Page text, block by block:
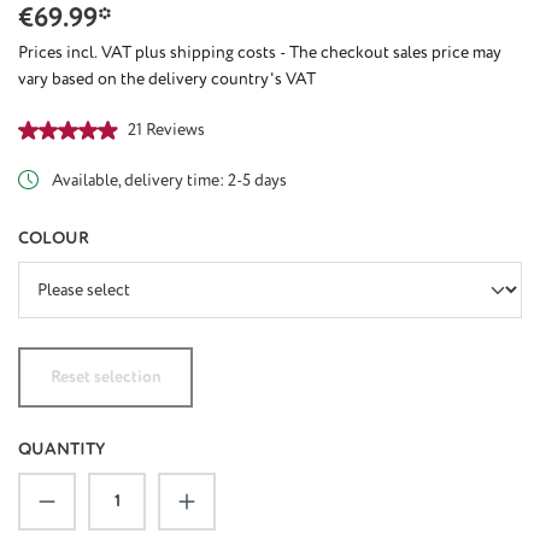
€69.99*
Prices incl. VAT plus shipping costs - The checkout sales price may
vary based on the delivery country's VAT
Average rating of 4.88 out of 5 stars
21 Reviews
Available, delivery time: 2-5 days
SELECT
COLOUR
Reset selection
QUANTITY
Product Quantity: Enter the desired amount